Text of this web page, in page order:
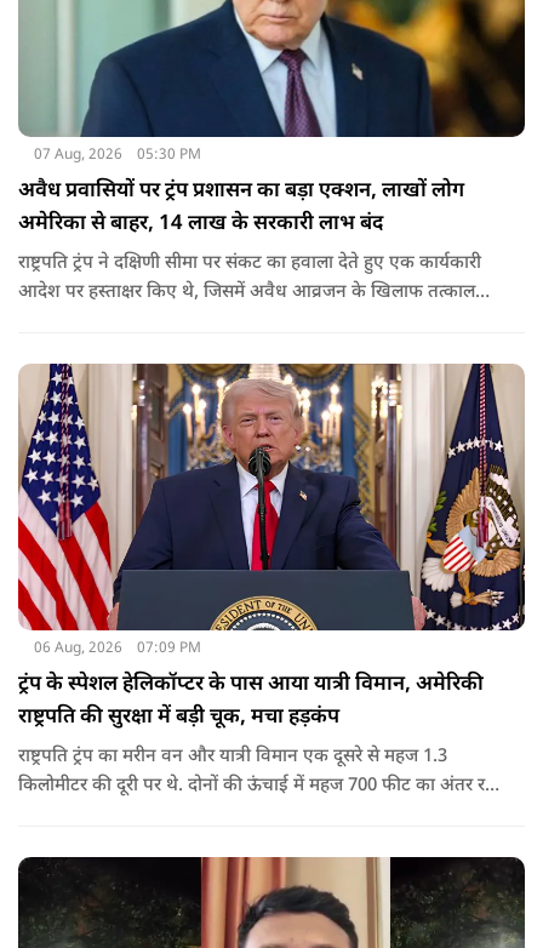
07 Aug, 2026 05:30 PM
अवैध प्रवासियों पर ट्रंप प्रशासन का बड़ा एक्शन, लाखों लोग
अमेरिका से बाहर, 14 लाख के सरकारी लाभ बंद
राष्ट्रपति ट्रंप ने दक्षिणी सीमा पर संकट का हवाला देते हुए एक कार्यकारी
आदेश पर हस्ताक्षर किए थे, जिसमें अवैध आव्रजन के खिलाफ तत्काल
06 Aug, 2026 07:09 PM
ट्रंप के स्पेशल हेलिकॉप्टर के पास आया यात्री विमान, अमेरिकी
राष्ट्रपति की सुरक्षा में बड़ी चूक, मचा हड़कंप
राष्ट्रपति ट्रंप का मरीन वन और यात्री विमान एक दूसरे से महज 1.3
किलोमीटर की दूरी पर थे. दोनों की ऊंचाई में महज 700 फीट का अंतर रह